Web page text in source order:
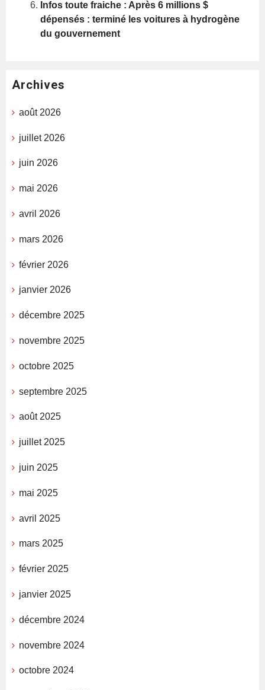
Infos toute fraiche : Après 6 millions $
dépensés : terminé les voitures à hydrogène
du gouvernement
Archives
août 2026
juillet 2026
juin 2026
mai 2026
avril 2026
mars 2026
février 2026
janvier 2026
décembre 2025
novembre 2025
octobre 2025
septembre 2025
août 2025
juillet 2025
juin 2025
mai 2025
avril 2025
mars 2025
février 2025
janvier 2025
décembre 2024
novembre 2024
octobre 2024